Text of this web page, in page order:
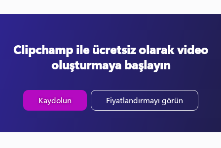
Clipchamp ile ücretsiz olarak video
oluşturmaya başlayın
Kaydolun Fiyatlandırmayı görün